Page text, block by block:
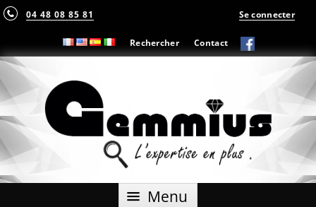
04 48 08 85 81
Rechercher Contact
Se connecter
Menu Aller